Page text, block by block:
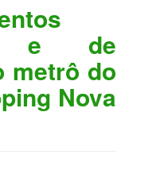
e de
metrô do
Nova